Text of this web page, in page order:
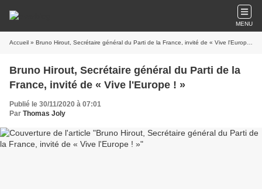
MENU
Accueil » Bruno Hirout, Secrétaire général du Parti de la France, invité de « Vive l'Europe ! »
Bruno Hirout, Secrétaire général du Parti de la
France, invité de « Vive l'Europe ! »
Publié le 30/11/2020 à 07:01
Par Thomas Joly